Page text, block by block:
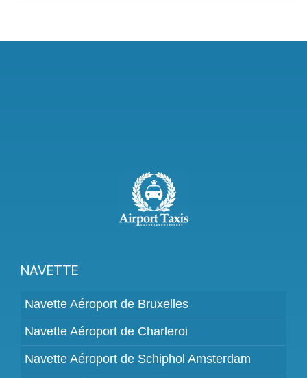
NAVETTE
Navette Aéroport de Bruxelles
Navette Aéroport de Charleroi
Navette Aéroport de Schiphol Amsterdam